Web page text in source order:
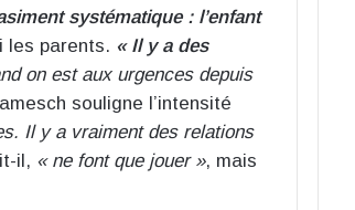
systématique : l’enfant
les parents. « Il y a des
on est aux urgences depuis
souligne l’intensité
Il y a vraiment des relations
il, « ne font que jouer », mais